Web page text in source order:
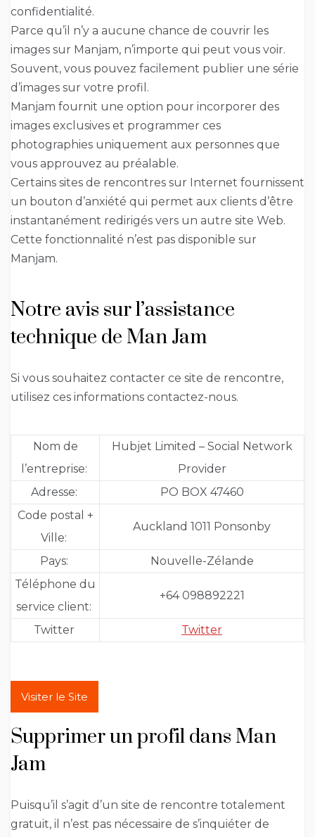
confidentialité.
Parce qu’il n’y a aucune chance de couvrir les
images sur Manjam, n’importe qui peut vous voir.
Souvent, vous pouvez facilement publier une série
d’images sur votre profil.
Manjam fournit une option pour incorporer des
images exclusives et programmer ces
photographies uniquement aux personnes que
vous approuvez au préalable.
Certains sites de rencontres sur Internet fournissent
un bouton d’anxiété qui permet aux clients d’être
instantanément redirigés vers un autre site Web.
Cette fonctionnalité n’est pas disponible sur
Manjam.
Notre avis sur l’assistance
technique de Man Jam
Si vous souhaitez contacter ce site de rencontre,
utilisez ces informations contactez-nous.
Nom de
l’entreprise:
Hubjet Limited – Social Network
Provider
Adresse:
PO BOX 47460
Code postal +
Ville:
Auckland 1011 Ponsonby
Pays:
Nouvelle-Zélande
Téléphone du
service client:
+64 098892221
Twitter Twitter
Visiter le Site
Supprimer un profil dans Man
Jam
Puisqu’il s’agit d’un site de rencontre totalement
gratuit, il n’est pas nécessaire de s’inquiéter de